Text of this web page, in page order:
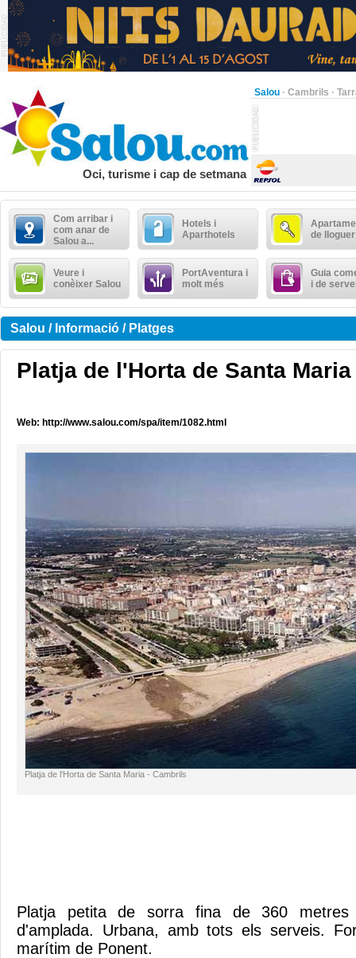
Salou · Cambrils ·
Oci, turisme i cap de setmana
Com arribar i
com anar de
Salou a...
Hotels i
Aparthotels
de lloguer
Veure i
conèixer Salou
PortAventura i
molt més
Guia
i de
Salou / Informació / Platges
Platja de l'Horta de Santa
Web: http://www.salou.com/spa/item/1082.html
Platja de l'Horta de Santa Maria - Cambrils
Platja petita de sorra fina de 360
d'amplada. Urbana, amb tots els serveis.
marítim de Ponent.